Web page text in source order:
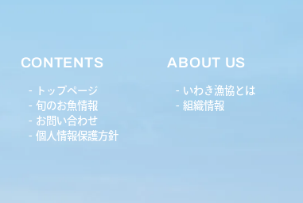
CONTENTS
トップページ
旬のお魚情報
お問い合わせ
個人情報保護方針
ABOUT US
いわき漁協とは
組織情報